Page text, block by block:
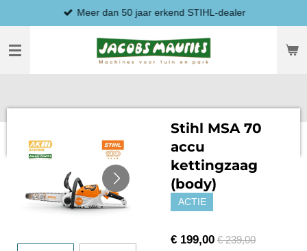
direct
naar
hoofdinhoud
Meer dan 50 jaar erkend STIHL-dealer
Stihl MSA 70
accu
kettingzaag
(body)
ACTIE
€ 199,00 € 239,00